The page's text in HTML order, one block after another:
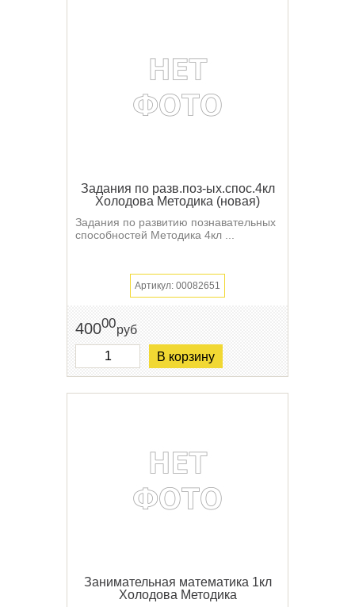
Задания по разв.поз-ых.спос.4кл
Холодова Методика (новая)
Задания по развитию познавательных
способностей Методика 4кл ...
Артикул: 00082651
40000руб
В корзину
Занимательная математика 1кл
Холодова Методика